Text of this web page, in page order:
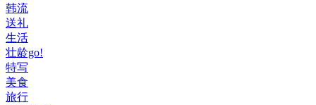
韩流
送礼
生活
壮龄go!
特写
美食
旅行